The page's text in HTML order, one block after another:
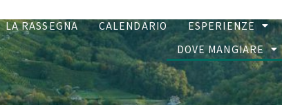
LA RASSEGNA CALENDARIO ESPERIENZE
DOVE MANGIARE